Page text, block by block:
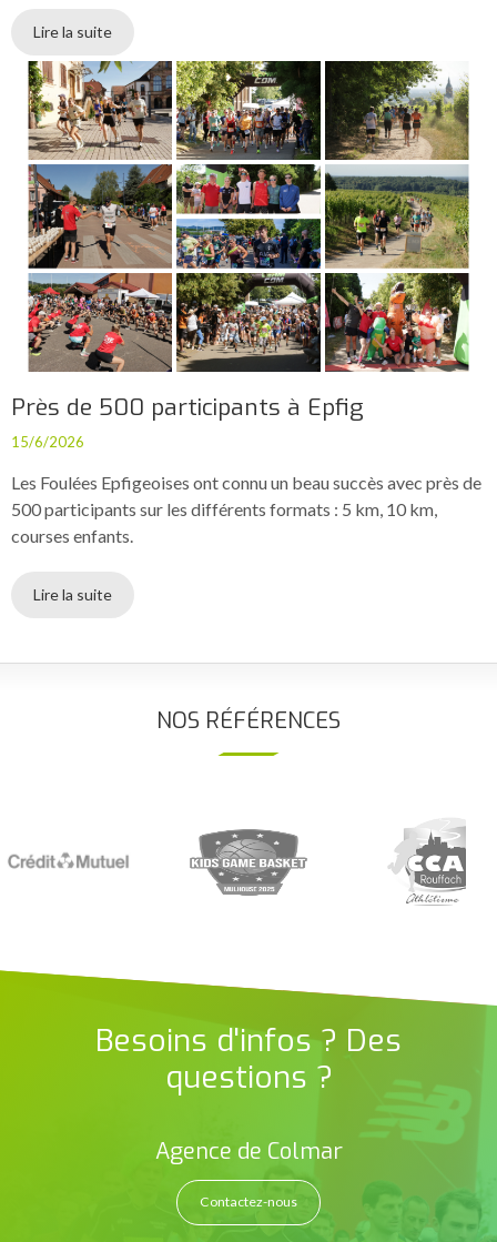
Lire la suite
Près de 500 participants à Epfig
15/6/2026
Les Foulées Epfigeoises ont connu un beau succès avec près de
500 participants sur les différents formats : 5 km, 10 km,
courses enfants.
Lire la suite
NOS RÉFÉRENCES
Besoins d'infos ? Des
questions ?
Agence de Colmar
Contactez-nous